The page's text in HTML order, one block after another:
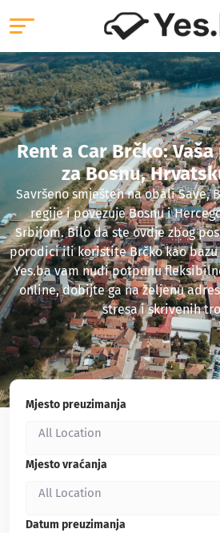
Rent a Car Brčko:
za Bosnu,
Savršeno smješten na obali Save,
regije i povezuje Bosnu i
Srbijom. Bilo da ste ovdje zbog
porodici ili koristite Brčko kao
Yes.ba vam nudi potpunu
online, dobijte ga na željenu
stresa i skrivenih
Mjesto preuzimanja
All Location
Mjesto vraćanja
All Location
Datum preuzimanja